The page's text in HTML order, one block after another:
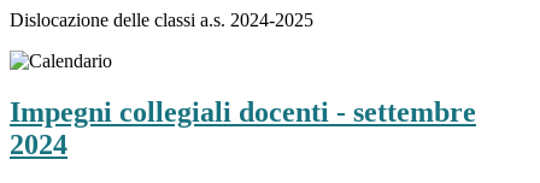
Dislocazione delle classi a.s. 2024-2025
Impegni collegiali docenti - settembre
2024